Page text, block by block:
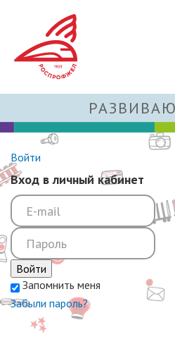
Войти
Вход в личный кабинет
Войти
Запомнить меня
Забыли пароль?